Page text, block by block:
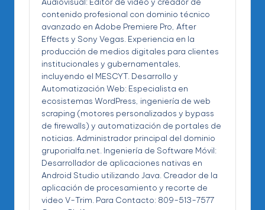
contenido profesional con dominio técnico
avanzado en Adobe Premiere Pro, After
Effects y Sony Vegas. Experiencia en la
producción de medios digitales para clientes
institucionales y gubernamentales,
incluyendo el MESCYT. Desarrollo y
Automatización Web: Especialista en
ecosistemas WordPress, ingeniería de web
scraping (motores personalizados y bypass
de firewalls) y automatización de portales de
noticias. Administrador principal del dominio
gruporialfa.net. Ingeniería de Software Móvil:
Desarrollador de aplicaciones nativas en
Android Studio utilizando Java. Creador de la
aplicación de procesamiento y recorte de
video V-Trim. Para Contacto: 809-513-7577